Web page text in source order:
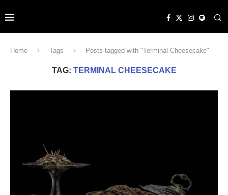
Home Tags Posts tagged with "Terminal Cheesecake"
TAG: TERMINAL CHEESECAKE